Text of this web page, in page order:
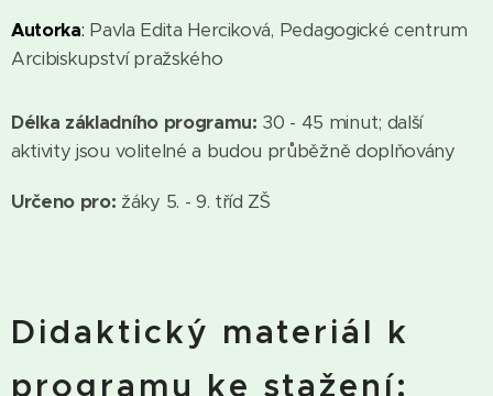
Autorka: Pavla Edita Herciková, Pedagogické centrum
Arcibiskupství pražského
Délka základního programu: 30 - 45 minut; další
aktivity jsou volitelné a budou průběžně doplňovány
Určeno pro: žáky 5. - 9. tříd ZŠ
Didaktický materiál k
programu ke stažení: